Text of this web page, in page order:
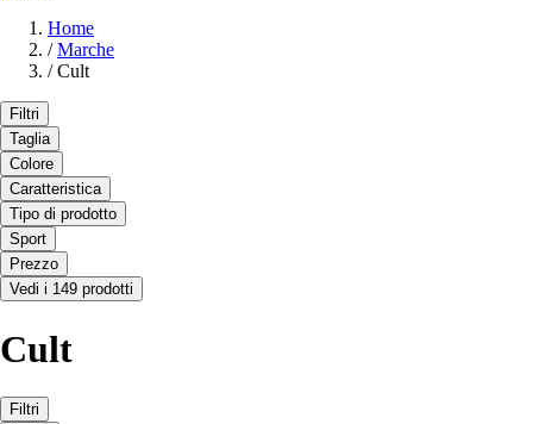
Home
/ Marche
/ Cult
Filtri
Taglia
Colore
Caratteristica
Tipo di prodotto
Sport
Prezzo
Vedi i 149 prodotti
Cult
Filtri